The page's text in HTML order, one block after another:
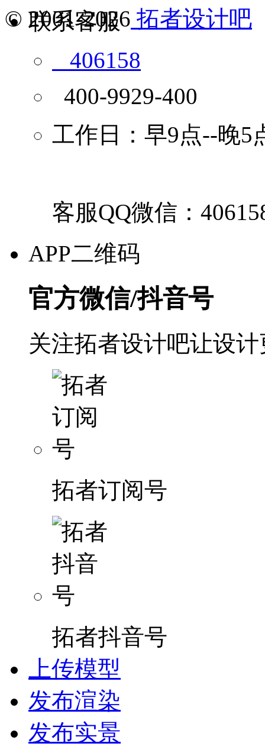
© 2001-2026 拓者设计吧
联系客服
406158
400-9929-400
工作日：早9点--晚5
客服QQ微信：
APP二维码
官方微信/抖音号
关注拓者设计吧让设
拓者订阅号
拓者抖音号
上传模型
发布渲染
发布实景